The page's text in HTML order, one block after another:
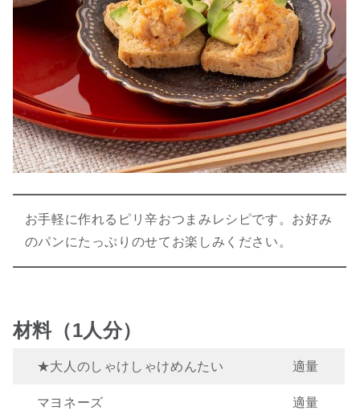
お手軽に作れるピリ辛おつまみレシピです。お好み
のパンにたっぷりのせてお楽しみください。
材料（1人分）
★大人のしゃけしゃけめんたい 適量
マヨネーズ 適量